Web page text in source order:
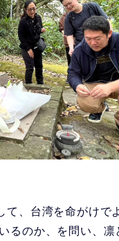
、台湾を命がけで
るのか、を問い、